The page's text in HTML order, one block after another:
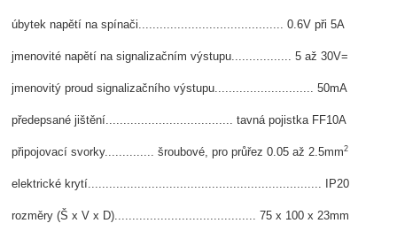
úbytek napětí na spínači......................................... 0.6V při 5A
jmenovité napětí na signalizačním výstupu................. 5 až 30V=
jmenovitý proud signalizačního výstupu............................ 50mA
předepsané jištění.................................... tavná pojistka FF10A
připojovací svorky.............. šroubové, pro průřez 0.05 až 2.5mm2
elektrické krytí.................................................................. IP20
rozměry (Š x V x D)........................................ 75 x 100 x 23mm